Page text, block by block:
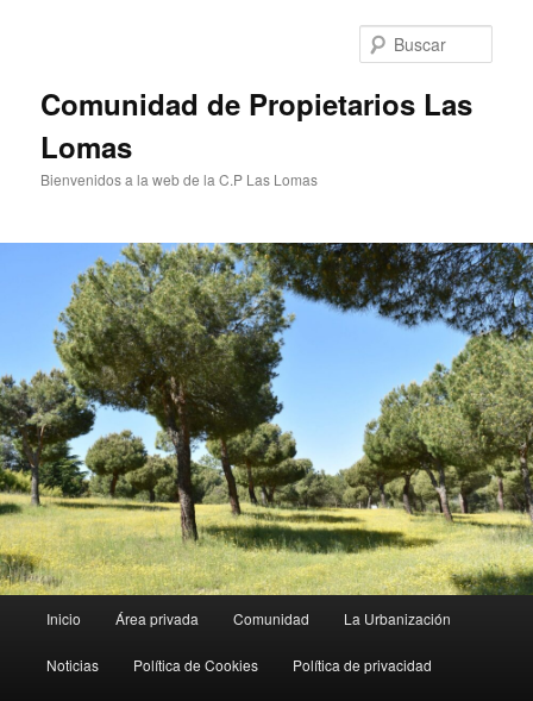
Comunidad de Propietarios Las
Lomas
Bienvenidos a la web de la C.P Las Lomas
Inicio Área privada Comunidad La Urbanización
Noticias Política de Cookies Política de privacidad